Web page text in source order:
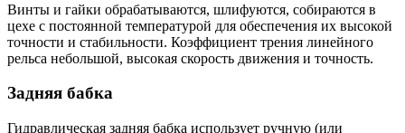
Винты и гайки обрабатываются, шлифуются, собираются в
цехе с постоянной температурой для обеспечения их высокой
точности и стабильности. Коэффициент трения линейного
рельса небольшой, высокая скорость движения и точность.
Задняя бабка
Гидравлическая задняя бабка использует ручную (или